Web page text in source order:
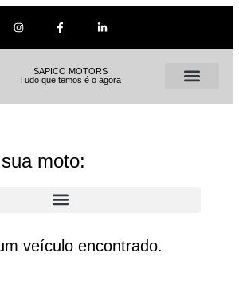
SAPICO MOTORS
Tudo que temos é o agora
moto:
veículo encontrado.